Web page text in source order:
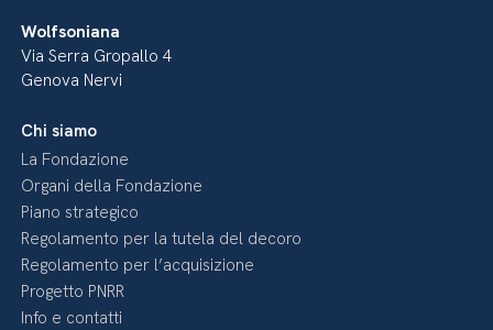
Wolfsoniana
Via Serra Gropallo 4
Genova Nervi
Chi siamo
La Fondazione
Organi della Fondazione
Piano strategico
Regolamento per la tutela del decoro
Regolamento per l’acquisizione
Progetto PNRR
Info e contatti